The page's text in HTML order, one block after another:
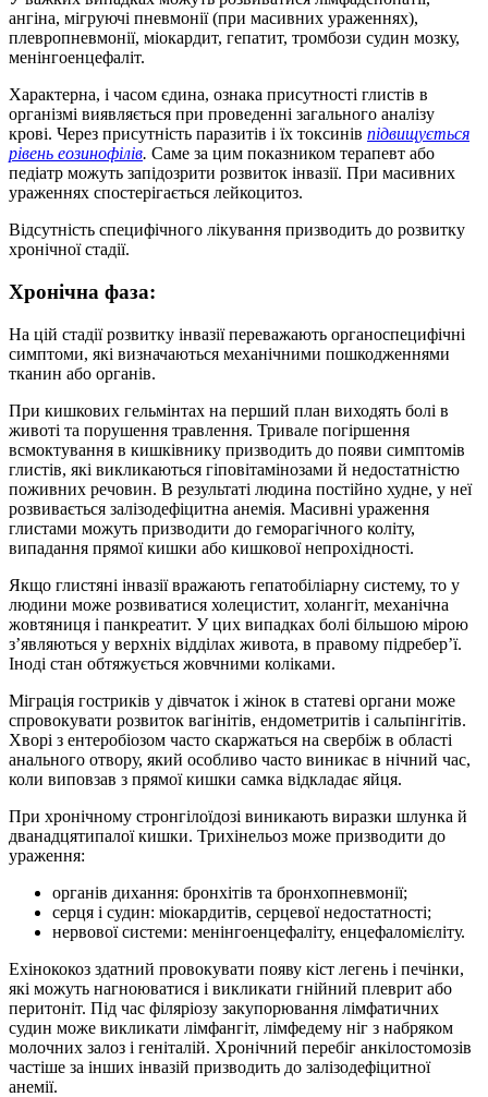
ангіна, мігруючі пневмонії (при масивних ураженнях),
плевропневмонії, міокардит, гепатит, тромбози судин мозку,
менінгоенцефаліт.
Характерна, і часом єдина, ознака присутності глистів в
організмі виявляється при проведенні загального аналізу
крові. Через присутність паразитів і їх токсинів підвищується
рівень еозинофілів. Саме за цим показником терапевт або
педіатр можуть запідозрити розвиток інвазії. При масивних
ураженнях спостерігається лейкоцитоз.
Відсутність специфічного лікування призводить до розвитку
хронічної стадії.
Хронічна фаза:
На цій стадії розвитку інвазії переважають органоспецифічні
симптоми, які визначаються механічними пошкодженнями
тканин або органів.
При кишкових гельмінтах на перший план виходять болі в
животі та порушення травлення. Тривале погіршення
всмоктування в кишківнику призводить до появи симптомів
глистів, які викликаються гіповітамінозами й недостатністю
поживних речовин. В результаті людина постійно худне, у неї
розвивається залізодефіцитна анемія. Масивні ураження
глистами можуть призводити до геморагічного коліту,
випадання прямої кишки або кишкової непрохідності.
Якщо глистяні інвазії вражають гепатобіліарну систему, то у
людини може розвиватися холецистит, холангіт, механічна
жовтяниця і панкреатит. У цих випадках болі більшою мірою
з’являються у верхніх відділах живота, в правому підребер’ї.
Іноді стан обтяжується жовчними коліками.
Міграція гостриків у дівчаток і жінок в статеві органи може
спровокувати розвиток вагінітів, ендометритів і сальпінгітів.
Хворі з ентеробіозом часто скаржаться на свербіж в області
анального отвору, який особливо часто виникає в нічний час,
коли виповзав з прямої кишки самка відкладає яйця.
При хронічному стронгілоїдозі виникають виразки шлунка й
дванадцятипалої кишки. Трихінельоз може призводити до
ураження:
органів дихання: бронхітів та бронхопневмонії;
серця і судин: міокардитів, серцевої недостатності;
нервової системи: менінгоенцефаліту, енцефаломієліту.
Ехінококоз здатний провокувати появу кіст легень і печінки,
які можуть нагноюватися і викликати гнійний плеврит або
перитоніт. Під час філяріозу закупорювання лімфатичних
судин може викликати лімфангіт, лімфедему ніг з набряком
молочних залоз і геніталій. Хронічний перебіг анкілостомозів
частіше за інших інвазій призводить до залізодефіцитної
анемії.